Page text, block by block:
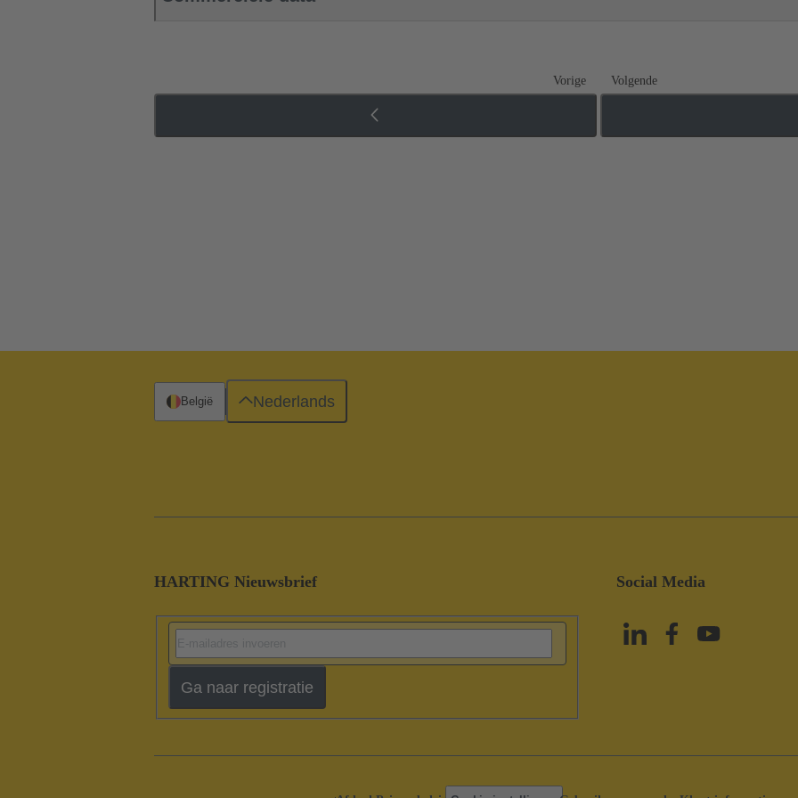
Vorige Volgende
HARTING Nieuwsbrief
Ga naar registratie
Social Media
België Nederlands